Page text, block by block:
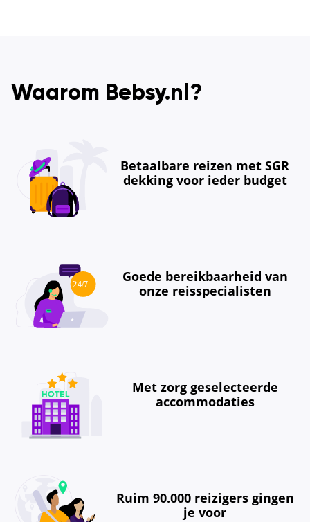
Waarom Bebsy.nl?
Betaalbare reizen met SGR
dekking voor ieder budget
Goede bereikbaarheid van
onze reisspecialisten
Met zorg geselecteerde
accommodaties
Ruim 90.000 reizigers gingen
je voor